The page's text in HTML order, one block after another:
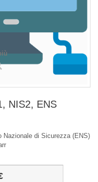
NIS2, ENS
Nazionale di Sicurezza (ENS)